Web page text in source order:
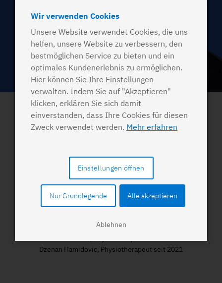
Staatlich geprüfte Physiotherapeutin
seit 1994
Das Team
Susanne Beck seit 1999 Praxisinhaberin
Petra Aust, seit 1999 an der Anmeldung
Saskia Wevelsiep, seit 2022 and der Anmeldung
Dzenan Hamidovic, Physiotherapeut seit 2021
Wir verwenden Cookies
Unsere Website verwendet Cookies, die uns
helfen, unsere Website zu verbessern, den
bestmöglichen Service zu bieten und ein
optimales Kundenerlebnis zu ermöglichen.
Hier können Sie Ihre Einstellungen
verwalten. Indem Sie auf "Akzeptieren"
klicken, erklären Sie sich damit
einverstanden, dass Ihre Cookies für diesen
Zweck verwendet werden. Mehr erfahren
Ablehnen
Einstellungen öffnen
Nur Grundlegende Alle akzeptieren